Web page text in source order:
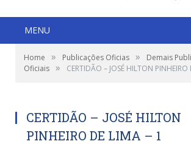
MENU
Home » Publicações Oficias »
Demais
Oficiais » CERTIDÃO – JOSÉ HILTON PINHEIRO
CERTIDÃO – JOSÉ HILTON
PINHEIRO DE LIMA – 1